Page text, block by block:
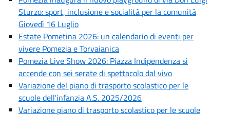
Sturzo: sport, inclusione e socialità per la comunità
Giovedì 16 Luglio
Estate Pometina 2026: un calendario di eventi per
vivere Pomezia e Torvaianica
Pomezia Live Show 2026: Piazza Indipendenza si
accende con sei serate di spettacolo dal vivo
Variazione del piano di trasporto scolastico per le
scuole dell'infanzia A.S. 2025/2026
Variazione piano di trasporto scolastico per le scuole